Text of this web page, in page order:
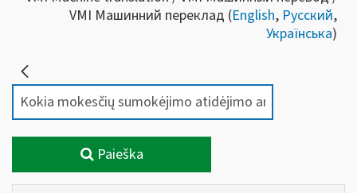
VMI Машинний переклад (English, Русский,
Українська)
Paieška